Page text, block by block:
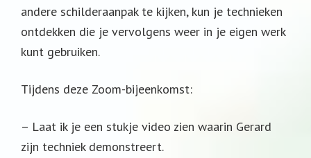
andere schilderaanpak te kijken, kun je technieken
ontdekken die je vervolgens weer in je eigen werk
kunt gebruiken.
Tijdens deze Zoom-bijeenkomst:
– Laat ik je een stukje video zien waarin Gerard
zijn techniek demonstreert.